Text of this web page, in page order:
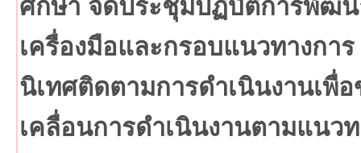
ศึกษา จัดประชุมปฏิบัติการพัฒ
เครื่องมือและกรอบแนวทางการ
นิเทศติดตามการดำเนินงานเพื่
เคลื่อนการดำเนินงานตามแนว